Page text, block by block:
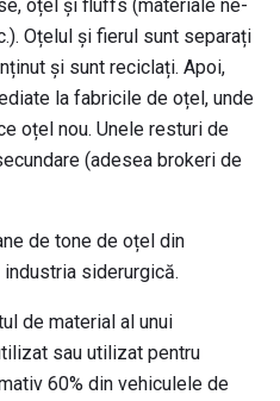
oțel și fluffs (materiale ne-
Oțelul și fierul sunt separați
și sunt reciclați. Apoi,
la fabricile de oțel, unde
oțel nou. Unele resturi de
(adesea brokeri de
de tone de oțel din
siderurgică.
de material al unui
sau utilizat pentru
60% din vehiculele de